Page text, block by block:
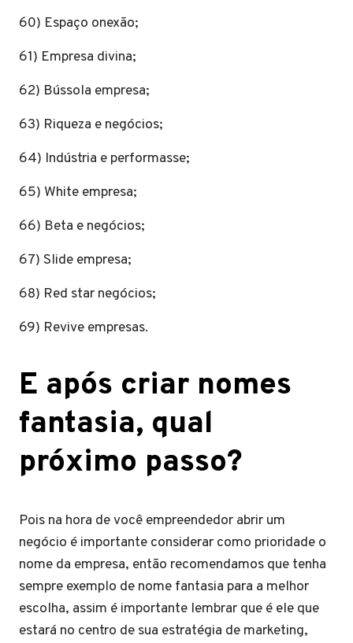
60) Espaço onexão;
61) Empresa divina;
62) Bússola empresa;
63) Riqueza e negócios;
64) Indústria e performasse;
65) White empresa;
66) Beta e negócios;
67) Slide empresa;
68) Red star negócios;
69) Revive empresas.
E após criar nomes
fantasia, qual
próximo passo?
Pois na hora de você empreendedor abrir um
negócio é importante considerar como prioridade o
nome da empresa, então recomendamos que tenha
sempre exemplo de nome fantasia para a melhor
escolha, assim é importante lembrar que é ele que
estará no centro de sua estratégia de marketing,